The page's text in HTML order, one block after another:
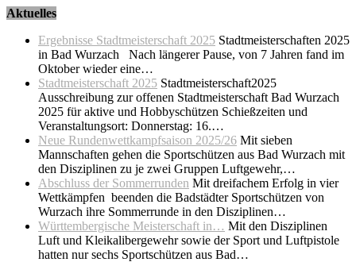
Skip
content
Aktuelles
Ergebnisse Stadtmeisterschaft 2025 Stadtmeisterschaften 2025
in Bad Wurzach Nach längerer Pause, von 7 Jahren fand im
Oktober wieder eine…
Stadtmeisterschaft 2025 Stadtmeisterschaft2025
Ausschreibung zur offenen Stadtmeisterschaft Bad Wurzach
2025 für aktive und Hobbyschützen Schießzeiten und
Veranstaltungsort: Donnerstag: 16.…
Neue Rundenwettkampfsaison 2025/26 Mit sieben
Mannschaften gehen die Sportschützen aus Bad Wurzach mit
den Disziplinen zu je zwei Gruppen Luftgewehr,…
Abschluss der Sommerrunden Mit dreifachem Erfolg in vier
Wettkämpfen beenden die Badstädter Sportschützen von
Wurzach ihre Sommerrunde in den Disziplinen…
Württembergische Meisterschaft in… Mit den Disziplinen
Luft und Kleikalibergewehr sowie der Sport und Luftpistole
hatten nur sechs Sportschützen aus Bad…